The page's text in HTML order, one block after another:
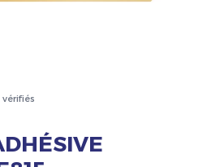
vérifiés